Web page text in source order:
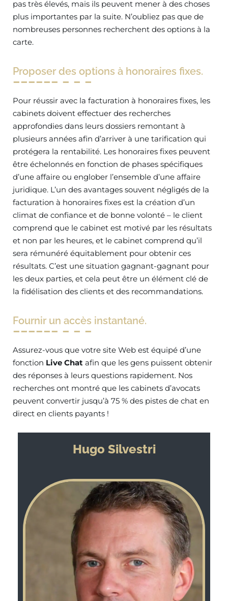
pas très élevés, mais ils peuvent mener à des choses
plus importantes par la suite. N’oubliez pas que de
nombreuses personnes recherchent des options à la
carte.
Proposer des options à honoraires fixes.
Pour réussir avec la facturation à honoraires fixes, les
cabinets doivent effectuer des recherches
approfondies dans leurs dossiers remontant à
plusieurs années afin d’arriver à une tarification qui
protégera la rentabilité. Les honoraires fixes peuvent
être échelonnés en fonction de phases spécifiques
d’une affaire ou englober l’ensemble d’une affaire
juridique. L’un des avantages souvent négligés de la
facturation à honoraires fixes est la création d’un
climat de confiance et de bonne volonté – le client
comprend que le cabinet est motivé par les résultats
et non par les heures, et le cabinet comprend qu’il
sera rémunéré équitablement pour obtenir ces
résultats. C’est une situation gagnant-gagnant pour
les deux parties, et cela peut être un élément clé de
la fidélisation des clients et des recommandations.
Fournir un accès instantané.
Assurez-vous que votre site Web est équipé d’une
fonction Live Chat afin que les gens puissent obtenir
des réponses à leurs questions rapidement. Nos
recherches ont montré que les cabinets d’avocats
peuvent convertir jusqu’à 75 % des pistes de chat en
direct en clients payants !
Hugo Silvestri